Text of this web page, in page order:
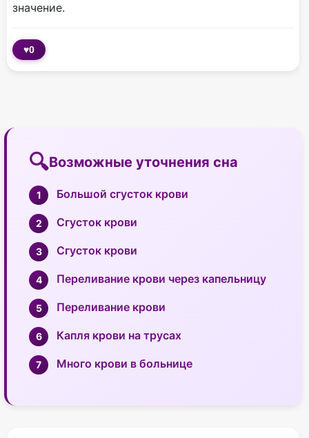
значение.
♥0
Возможные уточнения сна
Большой сгусток крови
Сгусток крови
Сгусток крови
Переливание крови через капельницу
Переливание крови
Капля крови на трусах
Много крови в больнице